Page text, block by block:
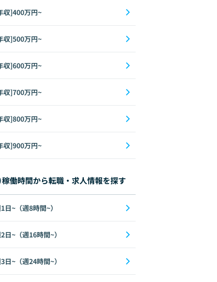
収]400万円~
収]500万円~
収]600万円~
収]700万円~
収]800万円~
収]900万円~
稼働時間から転職・求人情報を探す
日~（週8時間~）
日~（週16時間~）
日~（週24時間~）